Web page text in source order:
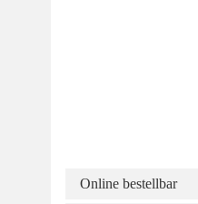
Online bestellbar